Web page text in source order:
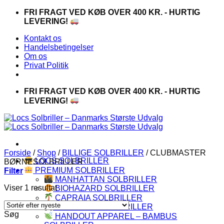
FortsætFRI FRAGT VED KØB OVER 400 KR. - HURTIG
LEVERING!
Kontakt os
Handelsbetingelser
Om os
Privat Politik
FRI FRAGT VED KØB OVER 400 KR. - HURTIG
LEVERING!
LOCS SOLBRILLER
PREMIUM SOLBRILLER
MANHATTAN SOLBRILLER
BIOHAZARD SOLBRILLER
CAPRAIA SOLBRILLER
CHOPPERS SOLBRILLER
HANDOUT APPAREL – BAMBUS
Forside / Shop / BILLIGE SOLBRILLER /CLUBMASTER
BØRNESOLBRILLER
Filter
Viser 1 resultat
Søg